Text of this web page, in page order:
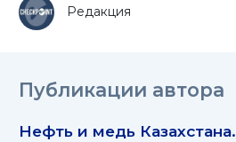
Редакция
Публикации автора
Нефть и медь